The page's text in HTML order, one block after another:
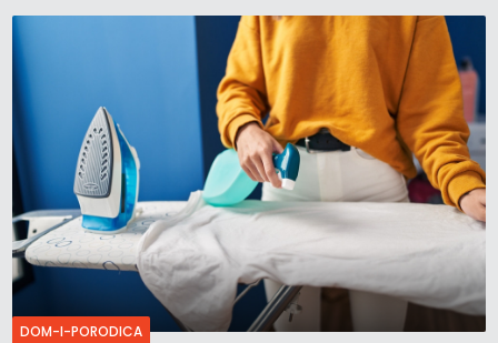
DOM-I-PORODICA